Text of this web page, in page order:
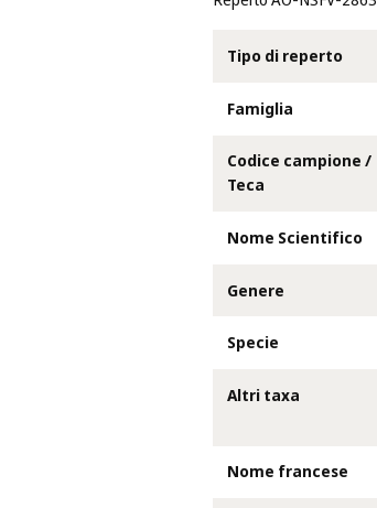
Tipo di reperto
Famiglia
Codice campione /
Teca
Nome Scientifico
Genere
Specie
Altri taxa
Nome francese